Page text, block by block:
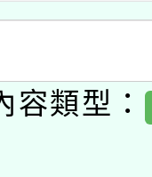
業研習
智慧
名單
教學軟
類型：